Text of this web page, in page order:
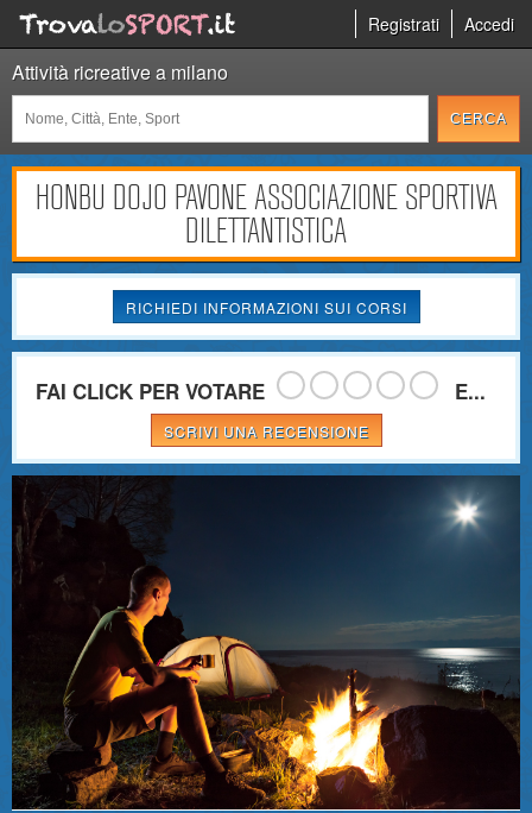
Registrati Accedi
Attività ricreative a milano
HONBU DOJO PAVONE ASSOCIAZIONE SPORTIVA
DILETTANTISTICA
RICHIEDI INFORMAZIONI SUI CORSI
FAI CLICK PER VOTARE E...
SCRIVI UNA RECENSIONE